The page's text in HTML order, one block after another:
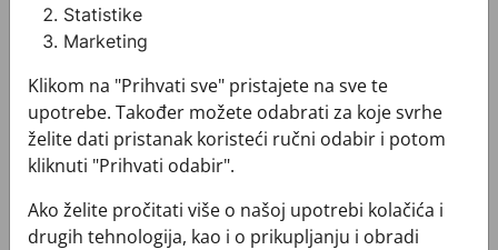
Rubac CROATA "8"
Statistike
Marketing
Klikom na "Prihvati sve" pristajete na sve te
upotrebe. Također možete odabrati za koje svrhe
želite dati pristanak koristeći ručni odabir i potom
kliknuti "Prihvati odabir".
Ako želite pročitati više o našoj upotrebi kolačića i
drugih tehnologija, kao i o prikupljanju i obradi